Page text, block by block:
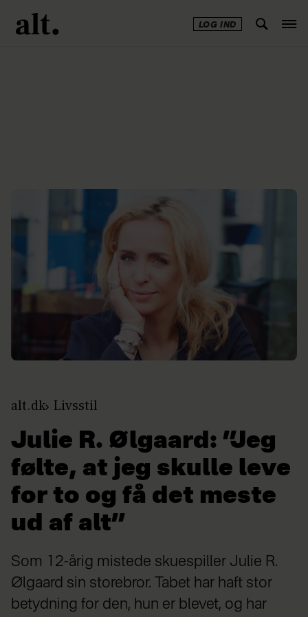
LOG IND
alt.dk Livsstil
Julie R. Ølgaard: ”Jeg
følte, at jeg skulle leve
for to og få det meste
ud af alt”
Som 12-årig mistede skuespiller Julie R.
Ølgaard sin storebror. Tabet har haft stor
betydning for den, hun er blevet, og har